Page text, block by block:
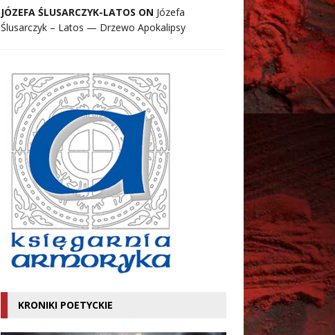
JÓZEFA ŚLUSARCZYK-LATOS ON Józefa
Ślusarczyk – Latos — Drzewo Apokalipsy
KRONIKI POETYCKIE